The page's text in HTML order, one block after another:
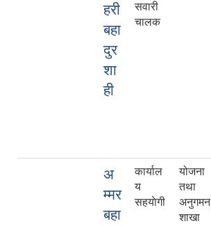
हरी
बहा
दुर
शा
ही
सवारी
चालक
अ
म्मर
बहा
कार्याल
य
सहयाेगी
योजना
तथा
अनुगमन
शाखा